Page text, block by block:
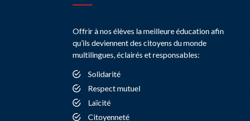
Offrir à nos élèves la meilleure éducation afin
qu’ils deviennent des citoyens du monde
multilingues, éclairés et responsables:
Solidarité
Respect mutuel
Laïcité
Citoyenneté